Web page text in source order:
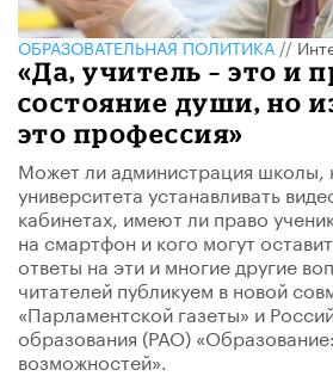
ОБРАЗОВАТЕЛЬНАЯ ПОЛИТИКА//
«Да, учитель – это и
состояние души, но
это профессия»
Может ли администрация школы,
университета устанавливать
кабинетах, имеют ли право
на смартфон и кого могут
ответы на эти и многие другие
читателей публикуем в новой
«Парламентской газеты» и
образования (РАО)
возможностей».